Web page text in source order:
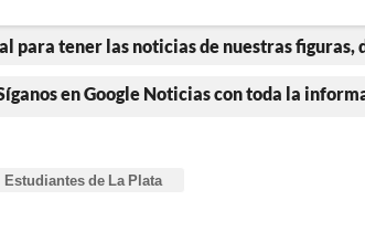
para tener las noticias de nuestras
en Google Noticias con toda la
Estudiantes de La Plata